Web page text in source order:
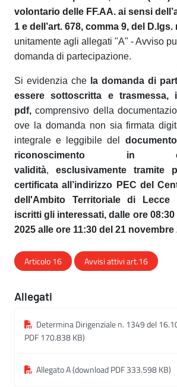
volontario delle FF.AA. ai sensi
1 e dell’art. 678, comma 9, del D.lgs.
unitamente agli allegati "A" - Avviso
domanda di partecipazione.
Si evidenzia che la domanda di
essere sottoscritta e
pdf,comprensivo della
ove la domanda non sia firmata
integrale e leggibile del
riconoscimento
validità, esclusivamente tramite
certificata all’indirizzo PEC del
dell'Ambito Territoriale di
iscritti gli interessati, dalle ore
2025 alle ore 11:30 del 21 novembre
Articolo 16 Avvisi attivi art.16
Allegati
Determina Dirigenziale n. 1349 del
PDF 170.838 KB)
Allegato A (download PDF 333.598 KB)